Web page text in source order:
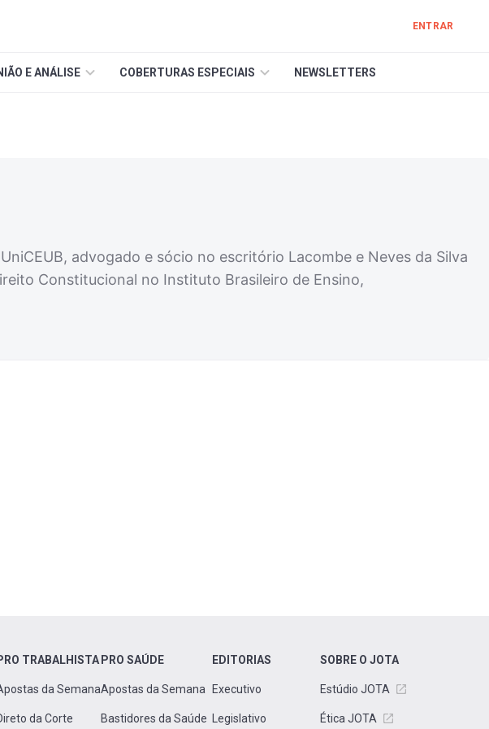
ENTRAR
E ANÁLISE COBERTURAS ESPECIAIS NEWSLETTERS
advogado e sócio no escritório Lacombe e Neves da Silva
Constitucional no Instituto Brasileiro de Ensino,
TRABALHISTA
da Semana
da Corte
PRO SAÚDE
Apostas da Semana
Bastidores da Saúde
EDITORIAS
Executivo
Legislativo
SOBRE O JOTA
Estúdio JOTA
Ética JOTA